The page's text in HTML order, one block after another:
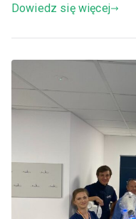
Dowiedz się więcej